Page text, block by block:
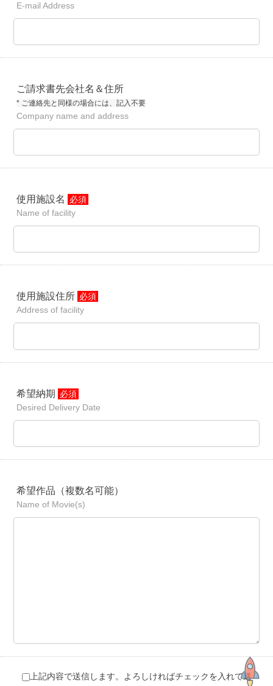
E-mail Address
ご請求書先会社名＆住所
* ご連絡先と同様の場合には、記入不要
Company name and address
使用施設名
必須
Name of facility
使用施設住所 必須
Address of facility
希望納期
必須
Desired Delivery Date
希望作品（複数名可能）
Name of Movie(s)
上記内容で送信します。よろしければチェックを入れて送